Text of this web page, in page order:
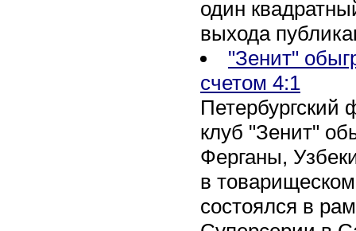
один
выхода
"Зенит"
счетом 4:1
Петербургский
клуб "Зенит"
Ферганы,
в
состоялся в